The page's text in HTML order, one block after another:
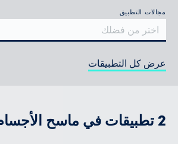
مجالات التطبيق
اختر من فضلك
عرض كل التطبيقات
2 تطبيقات في ماسح الأجسام ثلاثي الأبعاد